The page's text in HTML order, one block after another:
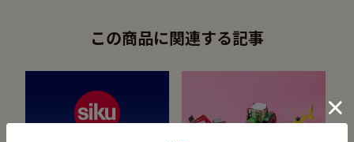
この商品に関連する記事